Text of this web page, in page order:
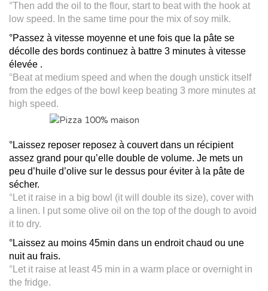
°Then add the oil to the flour, start to beat with the hook at
low speed. In the same time pour the mix of soy milk.
°Passez à vitesse moyenne et une fois que la pâte se
décolle des bords continuez à battre 3 minutes à vitesse
élevée .
°Beat at medium speed and when the dough unstick itself
from the edges of the bowl keep beating 3 more minutes at
high speed.
°Laissez reposer reposez à couvert dans un récipient
assez grand pour qu’elle double de volume. Je mets un
peu d’huile d’olive sur le dessus pour éviter à la pâte de
sécher.
°Let it raise in a big bowl (it will double its size), cover with
a linen. I put some olive oil on the top of the dough to avoid
it to dry.
°Laissez au moins 45min dans un endroit chaud ou une
nuit au frais.
°Let it raise at least 45 min in a warm place or overnight in
the fridge.